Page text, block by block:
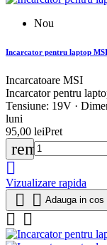
Nou
Incarcator pentru laptop
Incarcatoare MSI
Incarcator pentru
Tensiune: 19V ·
luni
95,00 leiPret
remove

Vizualizare rapida
  Adauga in cos
 